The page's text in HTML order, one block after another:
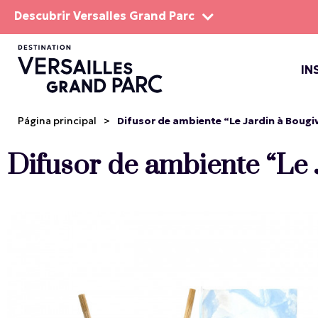
Descubrir Versalles Grand Parc
Página principal > Difusor de ambiente “Le Jardin à
Difusor de ambiente “Le